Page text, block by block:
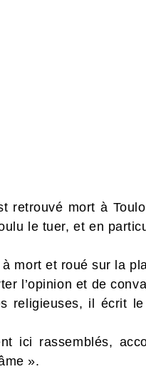
retrouvé mort à
le tuer, et en
mort et roué sur la
l’opinion et de
religieuses, il écrit
ici rassemblés,
».